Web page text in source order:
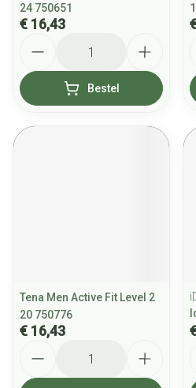
24 750651
€ 16,43
Bestel
Tena Men Active Fit Level 2
20 750776
€ 16,43